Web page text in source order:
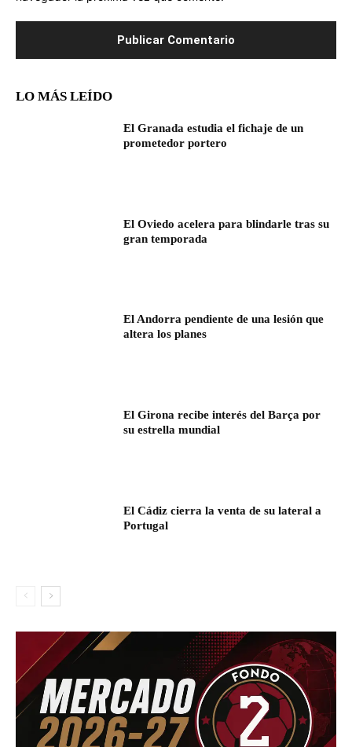
LO MÁS LEÍDO
El Granada estudia el fichaje de un
prometedor portero
El Oviedo acelera para blindarle tras su
gran temporada
El Andorra pendiente de una lesión que
altera los planes
El Girona recibe interés del Barça por
su estrella mundial
El Cádiz cierra la venta de su lateral a
Portugal